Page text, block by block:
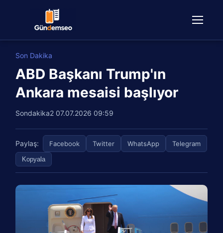
Son Dakika
ABD Başkanı Trump'ın
Ankara mesaisi başlıyor
Sondakika2 07.07.2026 09:59
Paylaş: Facebook Twitter WhatsApp Telegram
Kopyala